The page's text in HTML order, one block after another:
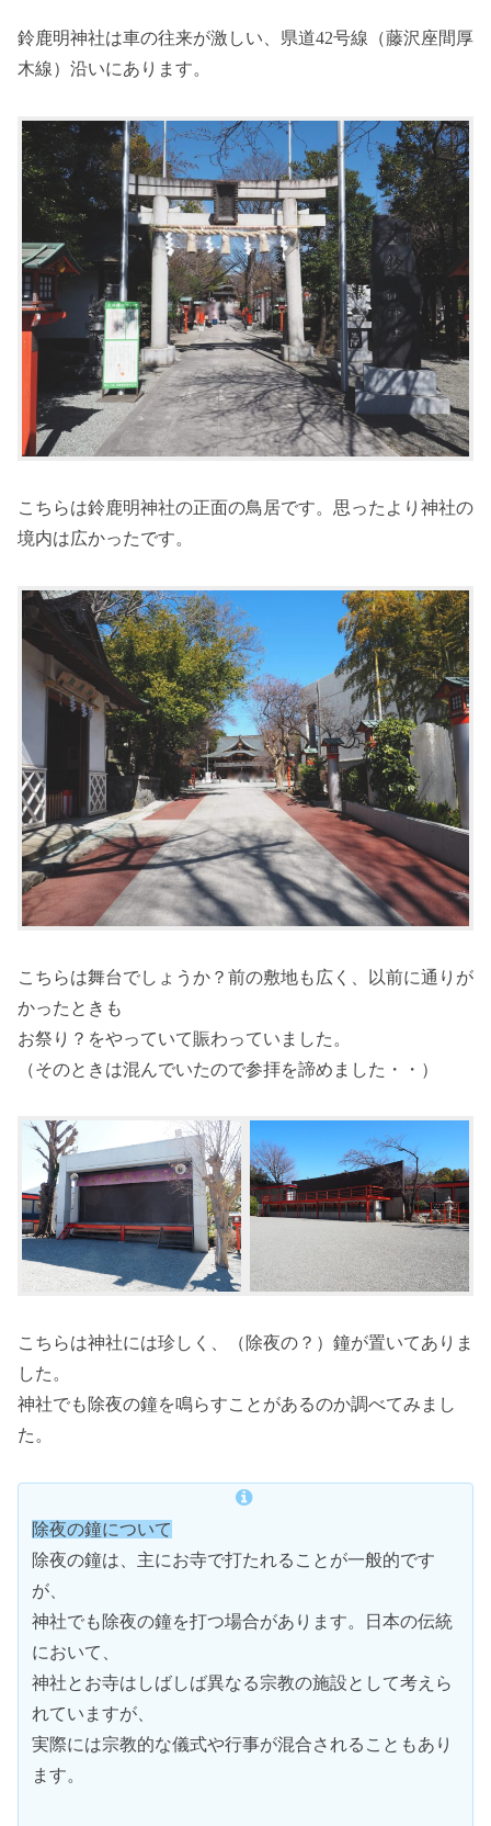
鈴鹿明神社は車の往来が激しい、県道42号線（藤沢座間厚
木線）沿いにあります。
こちらは鈴鹿明神社の正面の鳥居です。思ったより神社の
境内は広かったです。
こちらは舞台でしょうか？前の敷地も広く、以前に通りが
かったときも
お祭り？をやっていて賑わっていました。
（そのときは混んでいたので参拝を諦めました・・）
こちらは神社には珍しく、（除夜の？）鐘が置いてありま
した。
神社でも除夜の鐘を鳴らすことがあるのか調べてみまし
た。
除夜の鐘について
除夜の鐘は、主にお寺で打たれることが一般的です
が、
神社でも除夜の鐘を打つ場合があります。日本の伝統
において、
神社とお寺はしばしば異なる宗教の施設として考えら
れていますが、
実際には宗教的な儀式や行事が混合されることもあり
ます。